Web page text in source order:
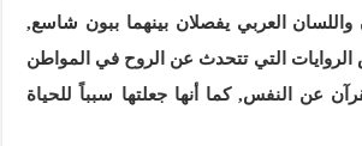
واللسان العربي يفصلان بينهما ببون شاسع,
التي تتحدث عن الروح في المواطن
عن النفس, كما أنها جعلتها سبباً للحياة